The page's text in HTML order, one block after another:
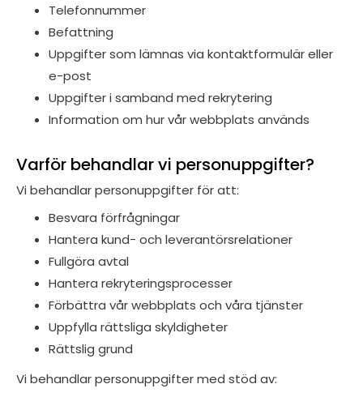
Telefonnummer
Befattning
Uppgifter som lämnas via kontaktformulär eller
e-post
Uppgifter i samband med rekrytering
Information om hur vår webbplats används
Varför behandlar vi personuppgifter?
Vi behandlar personuppgifter för att:
Besvara förfrågningar
Hantera kund- och leverantörsrelationer
Fullgöra avtal
Hantera rekryteringsprocesser
Förbättra vår webbplats och våra tjänster
Uppfylla rättsliga skyldigheter
Rättslig grund
Vi behandlar personuppgifter med stöd av: